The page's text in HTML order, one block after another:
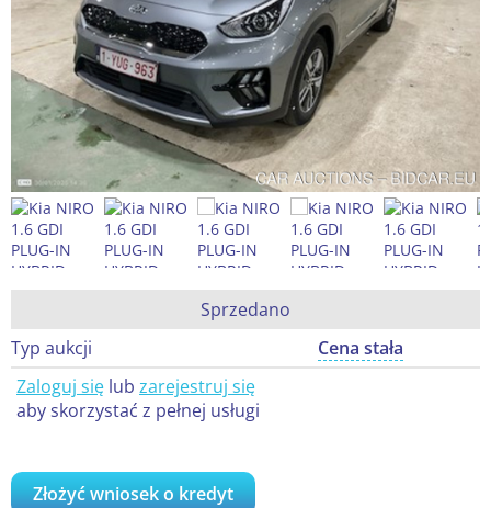
Sprzedano
Typ aukcji
Cena stała
Zaloguj się lub zarejestruj się
aby skorzystać z pełnej usługi
Złożyć wniosek o kredyt